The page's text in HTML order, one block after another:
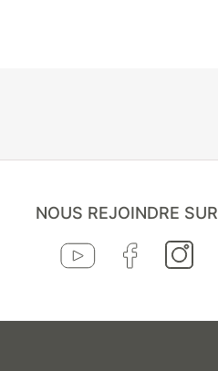
NOUS REJOINDRE SUR